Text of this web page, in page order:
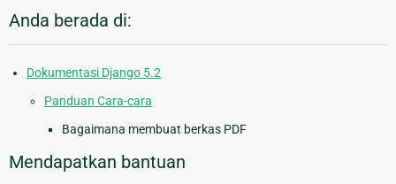
Anda berada di:
Dokumentasi Django 5.2
Panduan Cara-cara
Bagaimana membuat berkas PDF
Mendapatkan bantuan